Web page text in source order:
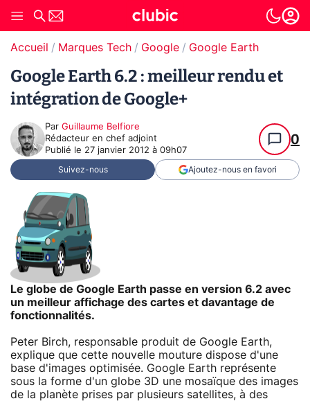
Accueil Marques Tech Google Google Earth
Google Earth 6.2 : meilleur rendu et
intégration de Google+
Par Guillaume Belfiore
Rédacteur en chef adjoint
Publié le 27 janvier 2012 à 09h07
0
Suivez-nous Ajoutez-nous en favori
Le globe de Google Earth passe en version 6.2 avec
un meilleur affichage des cartes et davantage de
fonctionnalités.
Peter Birch, responsable produit de Google Earth,
explique que cette nouvelle mouture dispose d'une
base d'images optimisée. Google Earth représente
sous la forme d'un globe 3D une mosaïque des images
de la planète prises par plusieurs satellites, à des